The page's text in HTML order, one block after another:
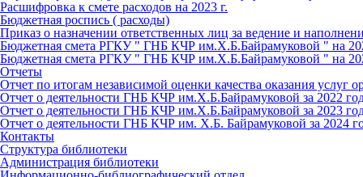
Расшифровка к смете расходов на 2023 г.
Бюджетная роспись ( расходы)
Приказ о назначении ответственных лиц за ведение и
Бюджетная смета РГКУ " ГНБ КЧР им.Х.Б.Байрамуковой " на
Бюджетная смета РГКУ " ГНБ КЧР им.Х.Б.Байрамуковой " на
Отчеты
Отчет по итогам независимой оценки качества оказания услуг
Отчет о деятельности ГНБ КЧР им.Х.Б.Байрамуковой за 2022
Отчет о деятельности ГНБ КЧР им.Х.Б.Байрамуковой за 2023
Отчет о деятельности ГНБ КЧР им. Х.Б. Байрамуковой за 2024
Контакты
Структура библиотеки
Администрация библиотеки